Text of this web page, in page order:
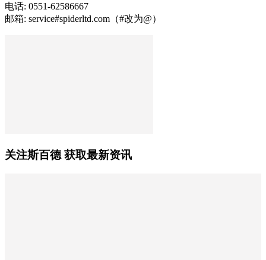
电话: 0551-62586667
邮箱: service#spiderltd.com（#改为@）
关注斯百德 获取最新资讯